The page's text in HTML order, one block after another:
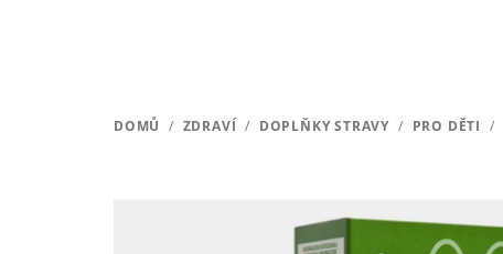
DOMŮ / ZDRAVÍ / DOPLŇKY STRAVY / PRO DĚTI /